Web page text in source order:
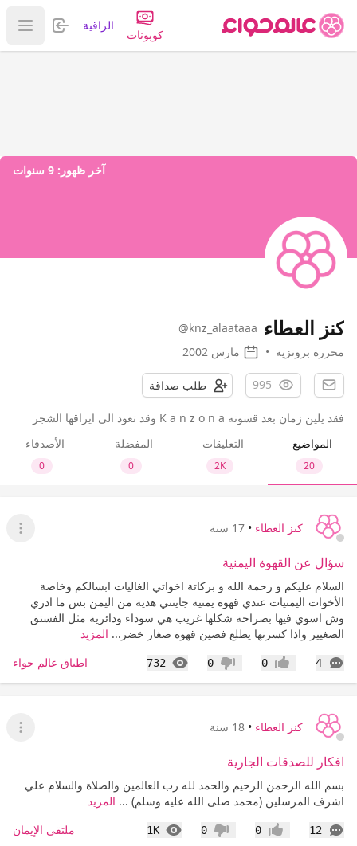
كوبونات
الراقية تسجيل
عرض
آخر ظهور: 9 سنوات
كنز العطاء @knz_alaataaa
محررة برونزية • مارس 2002
995 طلب صداقة
فقد يلين زمان بعد قسوته K a n z o n a وقد تعود الى ايراقها الشجر
المواضيع
20
التعليقات
2K
المفضلة
0
الأصدقاء
0
كنز العطاء • 17 سنة
عرض
سؤال عن القهوة اليمنية
السلام عليكم و رحمة الله و بركاتة اخواتي الغاليات ابسالكم وخاصة
الأخوات اليمنيات عندي قهوة يمنية جايتني هدية من اليمن بس ما ادري
وش اسوي فيها بصراحة شكلها غريب هي سوداء ودائرية مثل الفستق
الصغيير واذا كسرتها يطلع فصين قهوة صغار خضر... المزيد
4
التعليقات إعجاب0 عدم إعجاب
0
732
المشاهدات اطباق عالم حواء
كنز العطاء • 18 سنة
عرض
افكار للصدقات الجارية
بسم الله الرحمن الرحيم والحمد لله رب العالمين والصلاة والسلام علي
اشرف المرسلين (محمد صلى الله عليه وسلم) ... المزيد
12
التعليقات إعجاب0 عدم إعجاب
0
1K
المشاهدات ملتقى الإيمان